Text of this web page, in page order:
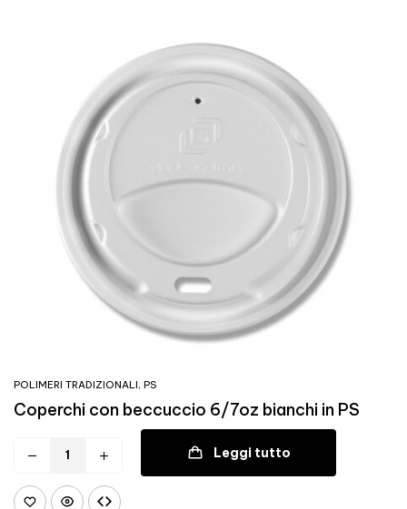
POLIMERI TRADIZIONALI, PS
Coperchi con beccuccio 6/7oz bianchi in PS
Leggi tutto